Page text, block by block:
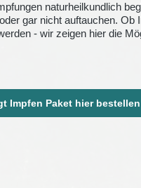
naturheilkundlich
gar nicht auftauchen. Ob
- wir zeigen hier die
Impfen Paket hier bestellen